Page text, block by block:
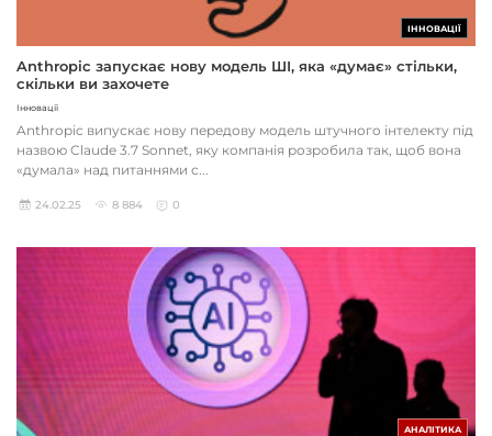
ІННОВАЦІЇ
Anthropic запускає нову модель ШІ, яка «думає» стільки,
скільки ви захочете
Інновації
Anthropic випускає нову передову модель штучного інтелекту під
назвою Claude 3.7 Sonnet, яку компанія розробила так, щоб вона
«думала» над питаннями с...
24.02.25 8 884 0
АНАЛІТИКА